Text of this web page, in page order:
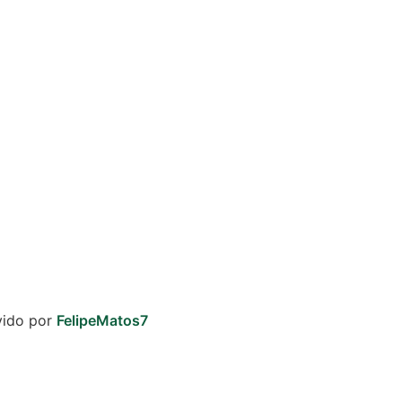
por FelipeMatos7